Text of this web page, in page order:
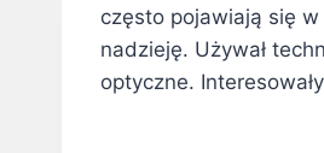
często pojawiają się w
nadzieję. Używał
optyczne.